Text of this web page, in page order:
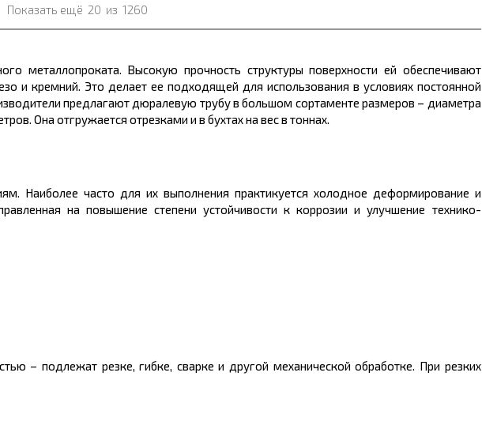
Показать ещё 20 из 1260
металлопроката. Высокую прочность структуры поверхности ей обеспечивают
и кремний. Это делает ее подходящей для использования в условиях постоянной
предлагают дюралевую трубу в большом сортаменте размеров – диаметра
Она отгружается отрезками и в бухтах на весв тоннах.
Наиболее часто для их выполнения практикуется холодное деформирование и
на повышение степени устойчивости к коррозии и улучшение технико-
– подлежат резке,гибке, сварке и другой механической обработке. При резких